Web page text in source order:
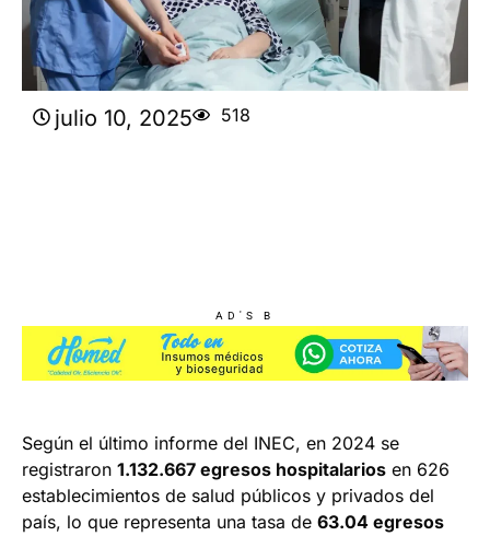
julio 10, 2025 518
AD'S B
Según el último informe del INEC, en 2024 se
registraron 1.132.667 egresos hospitalarios en 626
establecimientos de salud públicos y privados del
país, lo que representa una tasa de 63.04 egresos